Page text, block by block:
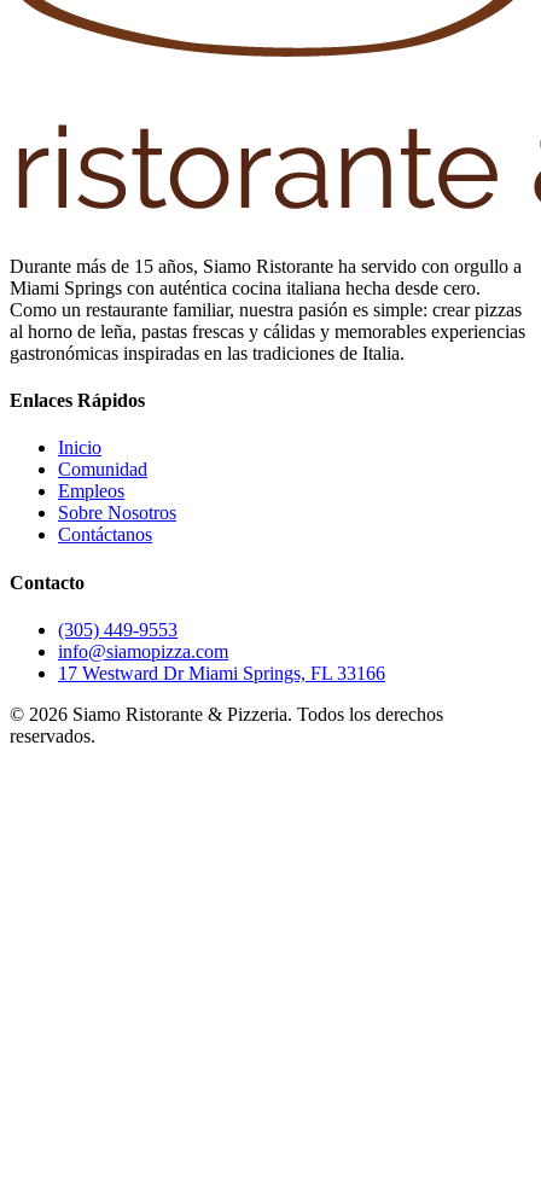
Durante más de 15 años, Siamo Ristorante ha servido con orgullo a
Miami Springs con auténtica cocina italiana hecha desde cero.
Como un restaurante familiar, nuestra pasión es simple: crear pizzas
al horno de leña, pastas frescas y cálidas y memorables experiencias
gastronómicas inspiradas en las tradiciones de Italia.
Enlaces Rápidos
Inicio
Comunidad
Empleos
Sobre Nosotros
Contáctanos
Contacto
(305) 449-9553
info@siamopizza.com
17 Westward Dr Miami Springs, FL 33166
© 2026 Siamo Ristorante & Pizzeria. Todos los derechos
reservados.